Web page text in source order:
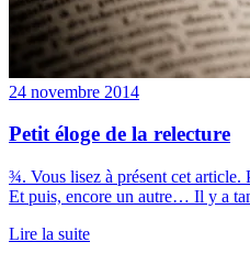
24 novembre 2014
Petit éloge de la relecture
¾. Vous lisez à présent cet article.
Et puis, encore un autre… Il y a
Lire la suite